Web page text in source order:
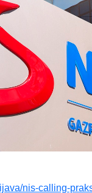
nis-calling-